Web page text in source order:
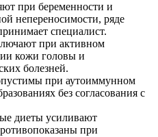
при беременности и
непереносимости, ряде
специалист.
при активном
кожи головы и
болезней.
при аутоиммунном
без согласования с
диеты усиливают
при